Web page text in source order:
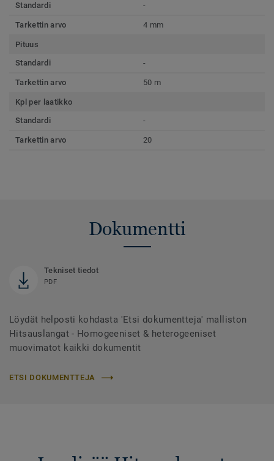
Standardi
-
Tarkettin arvo 4 mm
Pituus
Standardi
-
Tarkettin arvo 50 m
Kpl per laatikko
Standardi
-
Tarkettin arvo 20
Dokumentti
Tekniset tiedot
PDF
Löydät helposti kohdasta 'Etsi dokumentteja' malliston
Hitsauslangat - Homogeeniset & heterogeeniset
muovimatot kaikki dokumentit
ETSI DOKUMENTTEJA